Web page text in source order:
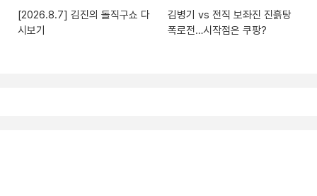
[2026.8.7] 김진의 돌직구쇼 다
시보기
김병기 vs 전직 보좌진 진흙탕
폭로전…시작점은 쿠팡?